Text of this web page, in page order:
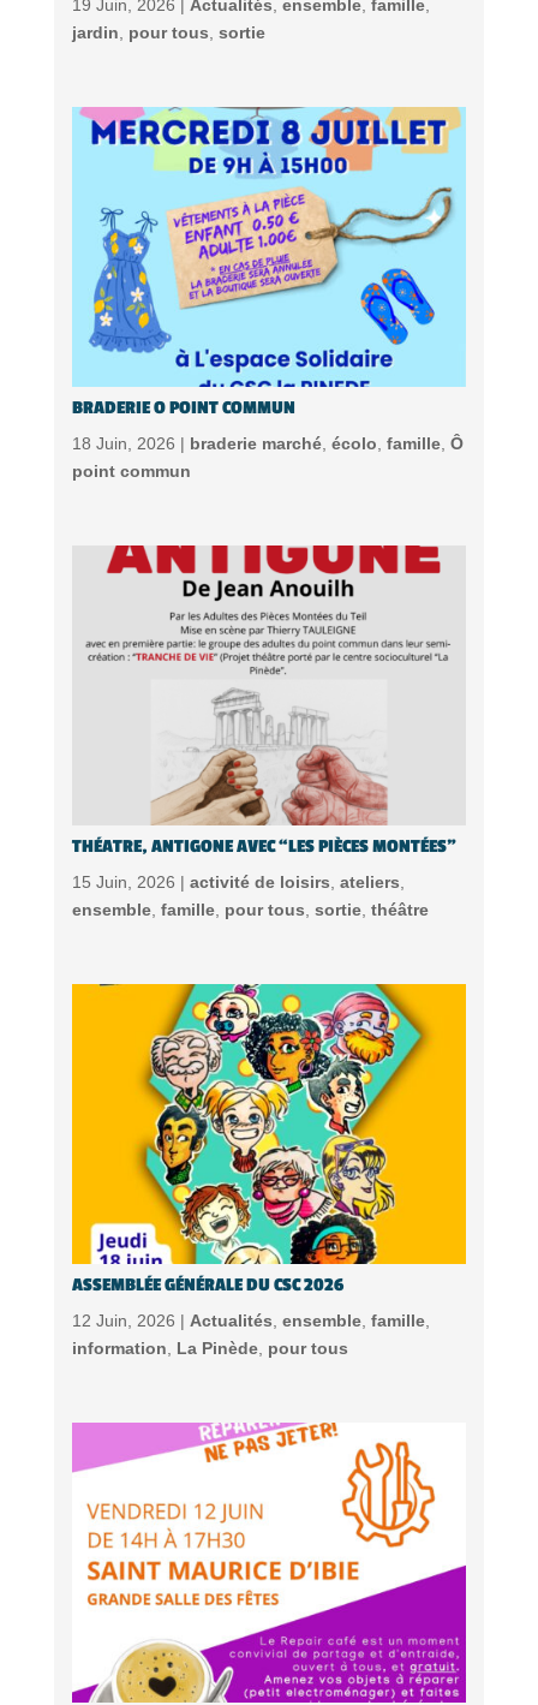
19 Juin, 2026 | Actualités ensemble, famille,
jardin
pour tous sortie
BRADERIE O POINT COMMUN
18 Juin, 2026 | braderie marché, écolo famille, Ô
point commun
THÉATRE, ANTIGONE AVEC “LES PIÈCES MONTÉES”
15 Juin, 2026 | activité de loisirs ateliers
ensemble, famille, pour tous sortie, théâtre
ASSEMBLÉE GÉNÉRALE DU CSC 2026
12 Juin, 2026 | Actualités ensemble, famille,
information
La Pinède, pour tous